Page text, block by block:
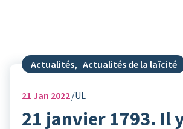
Actualités, Actualités de la laïcité
21 Jan 2022 UL
21 janvier 1793. Il